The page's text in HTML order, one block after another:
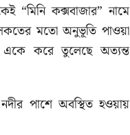
“মিনি কক্সবাজার” নামে
মতো অনুভূতি পাওয়া
একে করে তুলেছে অত্যন্ত
পাশে অবস্থিত হওয়ায়